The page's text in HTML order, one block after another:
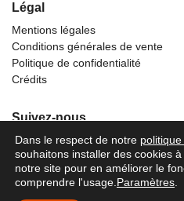
Légal
Mentions légales
Conditions générales de vente
Politique de confidentialité
Crédits
Suivez-nous
Dans le respect de notre
souhaitons installer des cookies
notre site pour en améliorer le
comprendre l'usage. Paramètres